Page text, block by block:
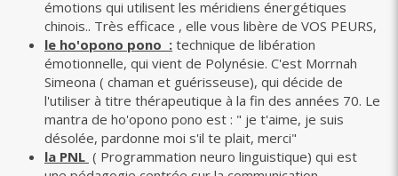
émotions qui utilisent les méridiens énergétiques
chinois.. Très efficace , elle vous libère de VOS PEURS,
le ho'opono pono : technique de libération
émotionnelle, qui vient de Polynésie. C'est Morrnah
Simeona ( chaman et guérisseuse), qui décide de
l'utiliser à titre thérapeutique à la fin des années 70. Le
mantra de ho'opono pono est : " je t'aime, je suis
désolée, pardonne moi s'il te plait, merci"
la PNL ( Programmation neuro linguistique) qui est